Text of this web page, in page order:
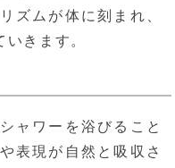
ズムが体に刻まれ、
きます。
ャワーを浴びること
表現が自然と吸収さ